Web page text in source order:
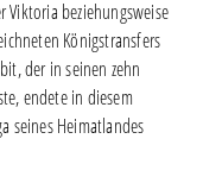
Viktoria beziehungsweise
Königstransfers
der in seinen zehn
endete in diesem
seines Heimatlandes